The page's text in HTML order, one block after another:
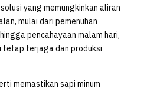
yang memungkinkan aliran
mulai dari pemenuhan
pencahayaan malam hari,
tetap terjaga dan produksi
memastikan sapi minum